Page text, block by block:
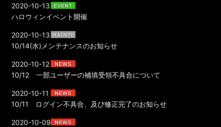
ハロウィンイベント開催
2020-10-13
10/14(水)メンテナンスのお知らせ
2020-10-13
10/12 一部ユーザーの補填受領不具合について
2020-10-12
10/11 ログイン不具合、及び修正完了のお知らせ
2020-10-11
2020-10-09